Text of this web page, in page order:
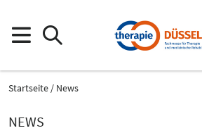
Startseite
News
NEWS